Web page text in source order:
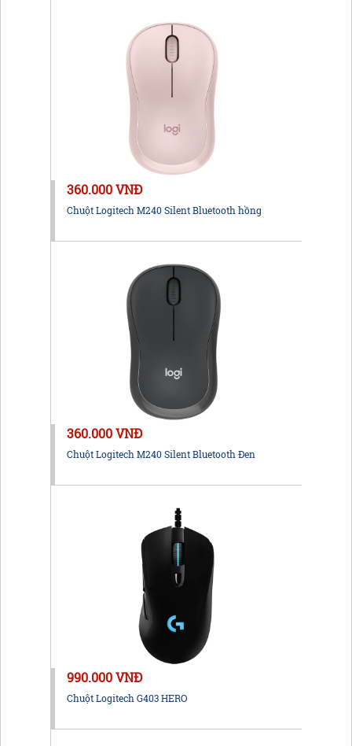
360.000 VNĐ
Chuột Logitech M240 Silent Bluetooth hồng
360.000 VNĐ
Chuột Logitech M240 Silent Bluetooth Đen
990.000 VNĐ
Chuột Logitech G403 HERO